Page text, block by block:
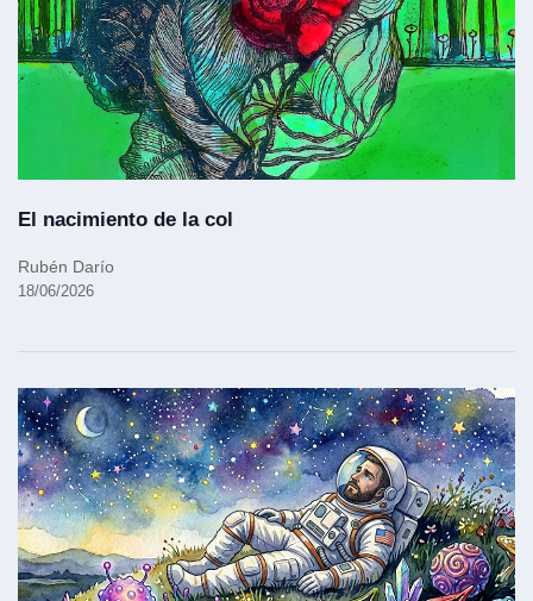
El nacimiento de la col
Rubén Darío
18/06/2026